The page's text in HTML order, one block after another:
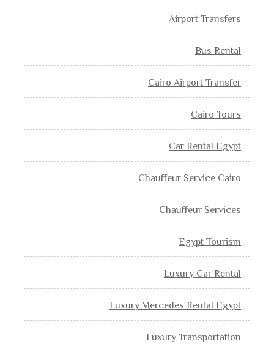
Airport Transfers
Bus Rental
Cairo Airport Transfer
Cairo Tours
Car Rental Egypt
Chauffeur Service Cairo
Chauffeur Services
Egypt Tourism
Luxury Car Rental
Luxury Mercedes Rental Egypt
Luxury Transportation